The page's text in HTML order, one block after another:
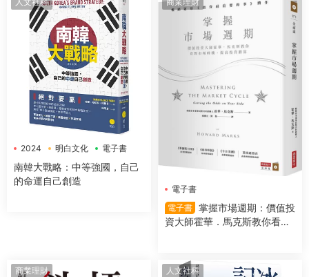
2024 明白文化 電子書
南韓大戰略：中等強國，自己
的命運自己創造
電子書
電子書 掌握市場週期：價值投
資大師霍華．馬克斯教你看對
商業理財 人文社科